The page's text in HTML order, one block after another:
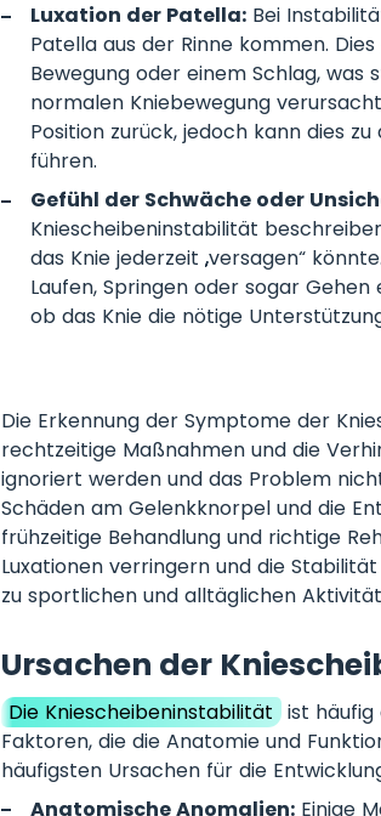
Luxation der Patella:Bei
Patella aus der Rinne kommen.
Bewegung oder einem Schlag, was
normalen Kniebewegung
Position zurück, jedoch kann dies
führen.
Gefühl der Schwäche oder
Kniescheibeninstabilität
das Knie jederzeit „versagen“
Laufen, Springen oder sogar
ob das Knie die nötige
Die Erkennung der Symptome der
rechtzeitige Maßnahmen und die
ignoriert werden und das Problem
Schäden am Gelenkknorpel und die
frühzeitige Behandlung und richtige
Luxationen verringern und die
zu sportlichen und alltäglichen
Ursachen der
Die Kniescheibeninstabilität ist häufig
Faktoren, die die Anatomie und
häufigsten Ursachen für die
Anatomische Anomalien:Einige